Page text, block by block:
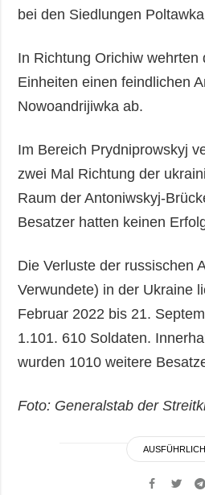
bei den Siedlungen
In Richtung Orichiw wehrten
Einheiten einen feindlichen
Nowoandrijiwka ab.
Im Bereich Prydniprowskyj
zwei Mal Richtung der
Raum der Antoniwskyj-
Besatzer hatten keinen
Die Verluste der russischen
Verwundete) in der Ukraine
Februar 2022 bis 21.
1.101. 610 Soldaten.
wurden 1010 weitere
Foto: Generalstab der